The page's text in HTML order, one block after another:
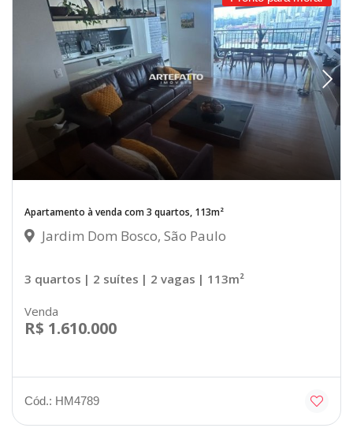
Apartamento à venda com 3 quartos, 113m²
Jardim Dom Bosco, São Paulo
3 quartos | 2 suítes | 2 vagas | 113m²
Venda
R$ 1.610.000
Cód.: HM4789